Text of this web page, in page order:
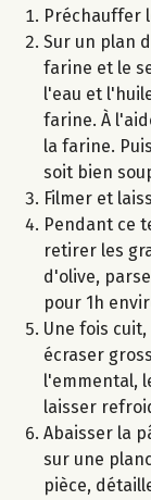
Préchauffer
Sur un plan
farine et le
l'eau et
farine. À
la farine.
soit bien
Filmer et
Pendant ce
retirer les
d'olive,
pour 1h
Une fois
écraser
l'emmental,
laisser
Abaisser la
sur une
pièce,